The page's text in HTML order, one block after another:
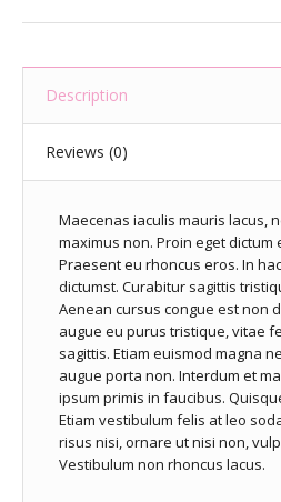
Description
Reviews (0)
Maecenas iaculis mauris lacus,
maximus non. Proin eget dictum
Praesent eu rhoncus eros. In
dictumst. Curabitur sagittis
Aenean cursus congue est non
augue eu purus tristique, vitae
sagittis. Etiam euismod magna
augue porta non. Interdum et
ipsum primis in faucibus.
Etiam vestibulum felis at leo
risus nisi, ornare ut nisi non,
Vestibulum non rhoncus lacus.